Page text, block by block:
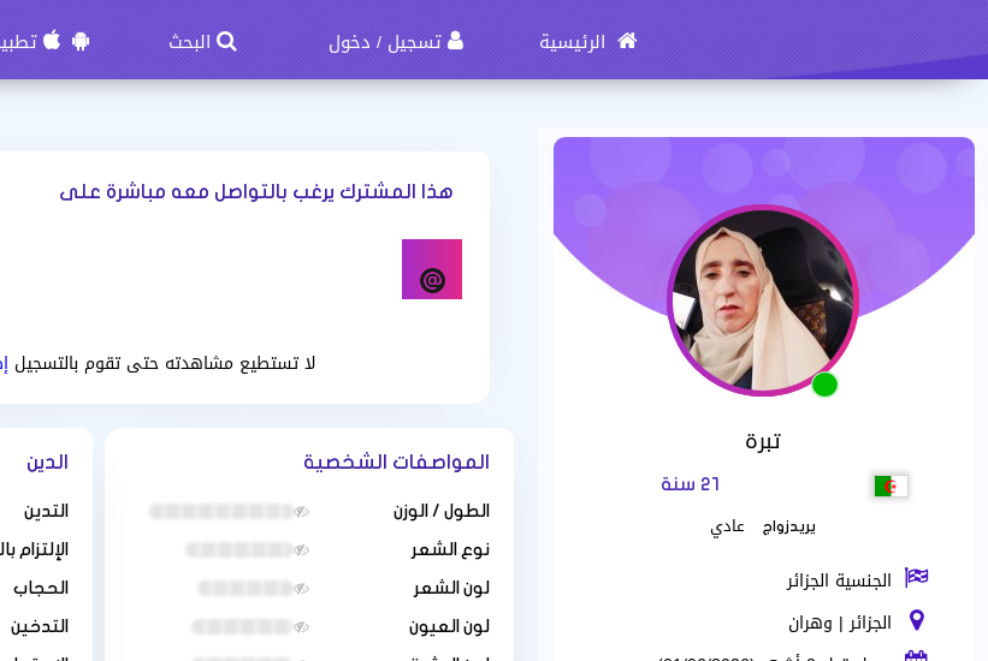
الرئيسية تسجيل / دخول البحث
تبرة
21 سنة
يريدزواج عادي
الجنسية الجزائر
الجزائر | وهران
هذا المشترك يرغب بالتواصل معه مباشرة على
لا تستطيع مشاهدته حتى تقوم بالتسجيل
المواصفات الشخصية
الطول / الوزن
نوع الشعر
لون الشعر
لون العيون
الدين
التدين
الإلتزام
الحجاب
التدخين